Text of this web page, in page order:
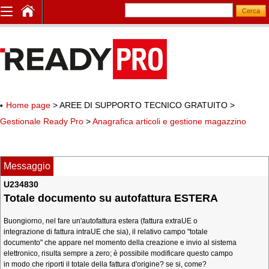
Home page > AREE DI SUPPORTO TECNICO GRATUITO >
Gestionale Ready Pro >Anagrafica articoli e gestione magazzino
Messaggio
U234830
Totale documento su autofattura ESTERA
Buongiorno, nel fare un'autofattura estera (fattura extraUE o
integrazione di fattura intraUE che sia), il relativo campo "totale
documento" che appare nel momento della creazione e invio al sistema
elettronico, risulta sempre a zero; è possibile modificare questo campo
in modo che riporti il totale della fattura d'origine? se si, come?